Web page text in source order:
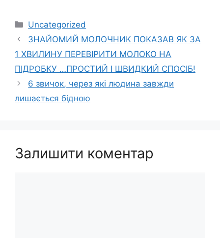
Категорії
Uncategorized
ЗНАЙОМИЙ МОЛОЧНИК ПОКАЗАВ ЯК ЗА
1 ХВИЛИНУ ПЕРЕВІРИТИ МОЛОКО НА
ПІДРОБКУ …ПРОСТИЙ І ШВИДКИЙ СПОСІБ!
6 звичок, через які людина завжди
лишається бідною
Залишити коментар